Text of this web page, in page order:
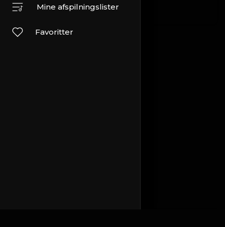
Mine afspilningslister
Favoritter
Rejser og arrangementer Andet